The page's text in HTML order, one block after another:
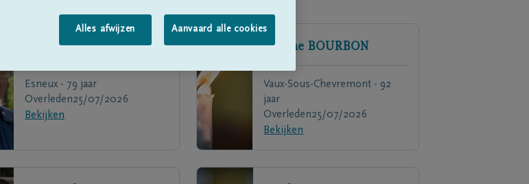
Jean-Michel BALTEAU
Esneux - 79 jaar
Overleden25/07/2026
Bekijken
Yvonne BOURBON
Vaux-Sous-Chevremont - 92
jaar
Overleden25/07/2026
Bekijken
Alles afwijzen Aanvaard alle cookies